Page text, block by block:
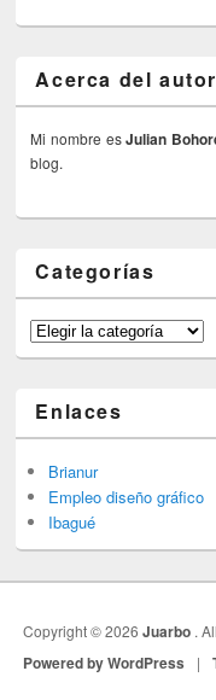
Acerca del autor
Mi nombre esJulian
blog.
Categorías
Categorías
Enlaces
Brianur
Empleo diseño gráfico
Ibagué
Copyright © 2026Juarbo .
Powered by WordPress |